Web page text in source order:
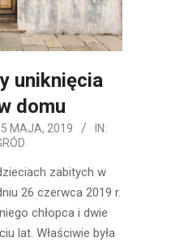
uniknięcia
domu
MAJA, 2019
IN:
zabitych w
26 czerwca 2019 r.
chłopca i dwie
lat. Właściwie była